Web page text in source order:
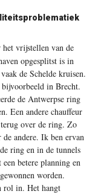
vrijstellen van de
opgesplitst is in
de Schelde kruisen.
in Brecht.
de Antwerpse ring
Een andere chauffeur
terug over de ring. Zo
andere. Ik ben ervan
ring en in de tunnels
betere planning en
worden.
rol in. Het hangt